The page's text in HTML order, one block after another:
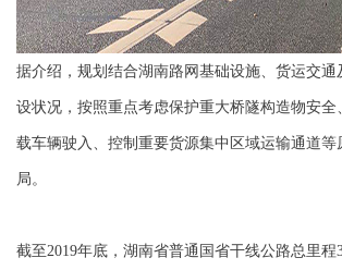
据介绍，规划结合湖南路网基础设施、货运交通
设状况，按照重点考虑保护重大桥隧构造物安全
载车辆驶入、控制重要货源集中区域运输通道等
局。
截至2019年底，湖南省普通国省干线公路总里程